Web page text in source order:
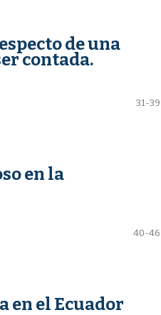
de una
contada.
31-39
en la
40-46
en el Ecuador